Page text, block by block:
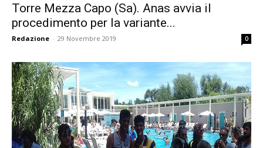
Torre Mezza Capo (Sa). Anas avvia il
procedimento per la variante...
Redazione - 29 Novembre 2019 0